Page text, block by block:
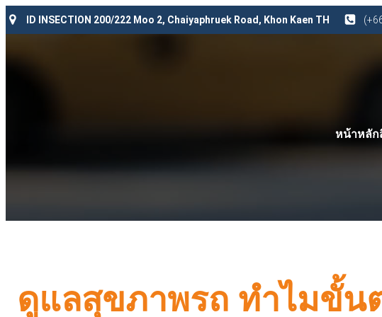
ID INSECTION 200/222 Moo 2, Chaiyaphruek Road, Khon Kaen TH
หน้าหลัก
ดูแลสุขภาพรถ ทำไมขั้น